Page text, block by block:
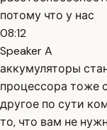
потому что у нас
08:12
Speaker A
аккумуляторы
процессора тоже
другое по сути
то, что вам не